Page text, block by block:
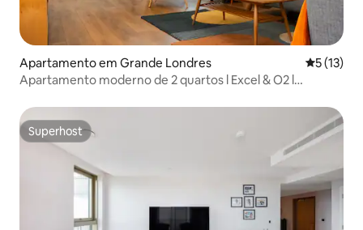
Apartamento em Grande Londres
5 (13)
Apartamento moderno de 2 quartos l Excel & O2 l
Superhost
Superhost